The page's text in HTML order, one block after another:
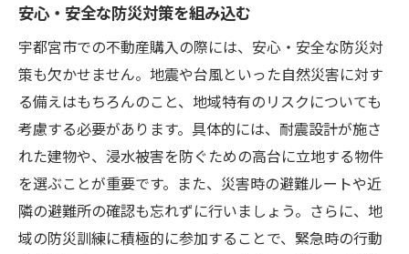
安心・安全な防災対策を組み込む
宇都宮市での不動産購入の際には、安心・安全な防災対
策も欠かせません。地震や台風といった自然災害に対す
る備えはもちろんのこと、地域特有のリスクについても
考慮する必要があります。具体的には、耐震設計が施さ
れた建物や、浸水被害を防ぐための高台に立地する物件
を選ぶことが重要です。また、災害時の避難ルートや近
隣の避難所の確認も忘れずに行いましょう。さらに、地
域の防災訓練に積極的に参加することで、緊急時の行動